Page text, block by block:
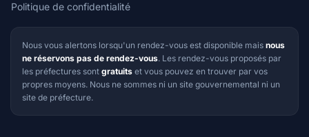
Politique de confidentialité
Nous vous alertons lorsqu'un rendez-vous est disponible mais nous
ne réservons pas de rendez-vous. Les rendez-vous proposés par
les préfectures sont gratuits et vous pouvez en trouver par vos
propres moyens. Nous ne sommes ni un site gouvernemental ni un
site de préfecture.